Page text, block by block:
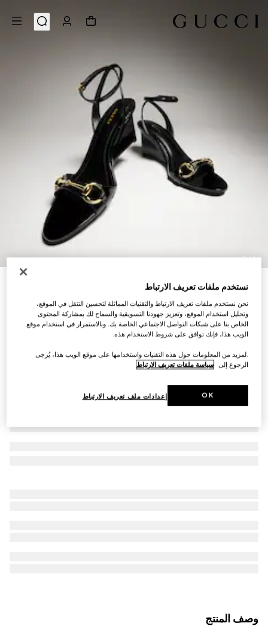
1
/
8
صندل إسفين Donna للنساء
تنويعات جلد لمّاع باللون الأسود
وصف المنتج
نستخدم ملفات تعريف الارتباط
نحن نستخدم ملفات تعريف الارتباط والتقنيات المماثلة لتحسين التنقل في الموقع،
وتحليل استخدام الموقع، وتعزيز جهودنا التسويقية والسماح لك بمشاركة المحتوى
الخاص بنا على شبكات التواصل الاجتماعي الخاصة بك. وبالاستمرار في استخدام موقع
الويب هذا، فإنك توافق على شروط الاستخدام هذه.
.لمزيد من المعلومات حول هذه التقنيات واستخدامها على موقع الويب هذا، يُرجى
الرجوع إلى سياسة ملفات تعريف الارتباط
إعدادات ملف تعريف الارتباط OK